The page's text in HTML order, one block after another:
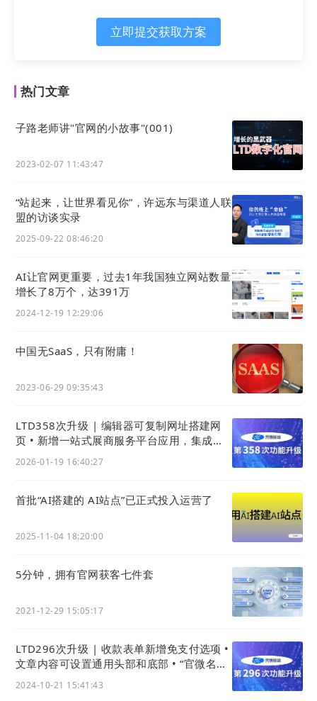
的资源链接器构成：
），国内前三，CNNIC&ICANN认证
的顶级域名注册商，品牌与数字资产托管机构。典型
知协（32.cn），数字化知识产权服务商，为企业机
构/个人提供商标
、版权、专利、品牌保护、知识产
高质量发展的创新型企业。典型客户：浙江烟草、华
为、森马集团、百度云、贝因美、雪梨（网红）等。
新定义网站”，升级传统
为“能干销售、做业务，
手机管理的”数字化营销中台，打造为全域流量数字
化市场部，推动“销售自动化、服务在线化”经营数字
化，实现客户业务增长。典型客户：英雄金笔、瑞尔
特、东望时代、贵州省食文化研究会等。
（ePower.cn ）企业服务行业ERP
源码系统，赋能伙伴“对外获客、对内管理客户和对
接业务资源”(集成域名、 商标 、版权、专利、建站、
邮箱、云计算等基础资源）助力打造独立的数字化企
站网、捷税官、顺顺企服等。
我们不再创立一个传统意义的“平台”，而是成为媒介
业与传播机构的同时，帮助企业在去中心化的趋势下
回到互联网本源的“平等、独立、自主、共享”思想逻
辑下的全域流量运营，来实现从互联网数字化形态
立即提交获取方案
热门文章
子路老师讲"官网的小故事"(001)
2023-02-07 11:43:47
“站起来，让世界看见你”，许远东与渠道人联
盟的访谈实录
2025-09-22 08:46:20
AI让官网更重要，过去1年我国独立网站数量
增长了8万个，达391万
2024-12-19 12:29:06
中国无SaaS，只有附庸！
2023-06-29 09:35:43
LTD358次升级 | 编辑器可复制网址搭建网
页 • 新增一站式展商服务平台应用，集成资
2026-01-19 16:40:27
首批“AI搭建的 AI站点”已正式投入运营了
2025-11-04 18:20:00
5分钟，拥有官网获客七件套
2021-12-29 15:05:17
LTD296次升级 | 收款表单新增免支付选项 •
文章内容可设置通用头部和底部 • “官微名片
2024-10-21 15:41:43